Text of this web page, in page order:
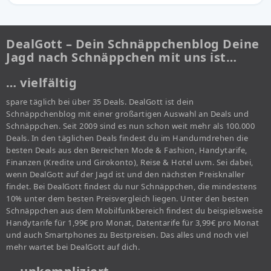
DealGott – Dein Schnäppchenblog Deine
Jagd nach Schnäppchen mit uns ist…
… vielfältig
spare täglich bei über 35 Deals. DealGott ist dein
Schnäppchenblog mit einer großartigen Auswahl an Deals und
Schnäppchen. Seit 2009 sind es nun schon weit mehr als 100.000
Deals. In den täglichen Deals findest du im Handumdrehen die
besten Deals aus den Bereichen Mode & Fashion, Handytarife,
Finanzen (Kredite und Girokonto), Reise & Hotel uvm. Sei dabei,
wenn DealGott auf der Jagd ist und den nächsten Preisknaller
findet. Bei DealGott findest du nur Schnäppchen, die mindestens
10% unter dem besten Preisvergleich liegen. Unter den besten
Schnäppchen aus dem Mobilfunkbereich findest du beispielsweise
Handytarife für 1,99€ pro Monat, Datentarife für 3,99€ pro Monat
und auch Smartphones zu Bestpreisen. Das alles und noch viel
mehr wartet bei DealGott auf dich.